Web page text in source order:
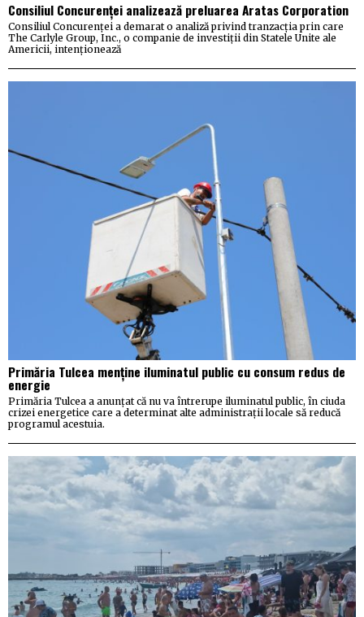
Consiliul Concurenței analizează preluarea Aratas Corporation
Consiliul Concurenței a demarat o analiză privind tranzacția prin care
The Carlyle Group, Inc., o companie de investiții din Statele Unite ale
Americii, intenționează
Primăria Tulcea menține iluminatul public cu consum redus de
energie
Primăria Tulcea a anunțat că nu va întrerupe iluminatul public, în ciuda
crizei energetice care a determinat alte administrații locale să reducă
programul acestuia.